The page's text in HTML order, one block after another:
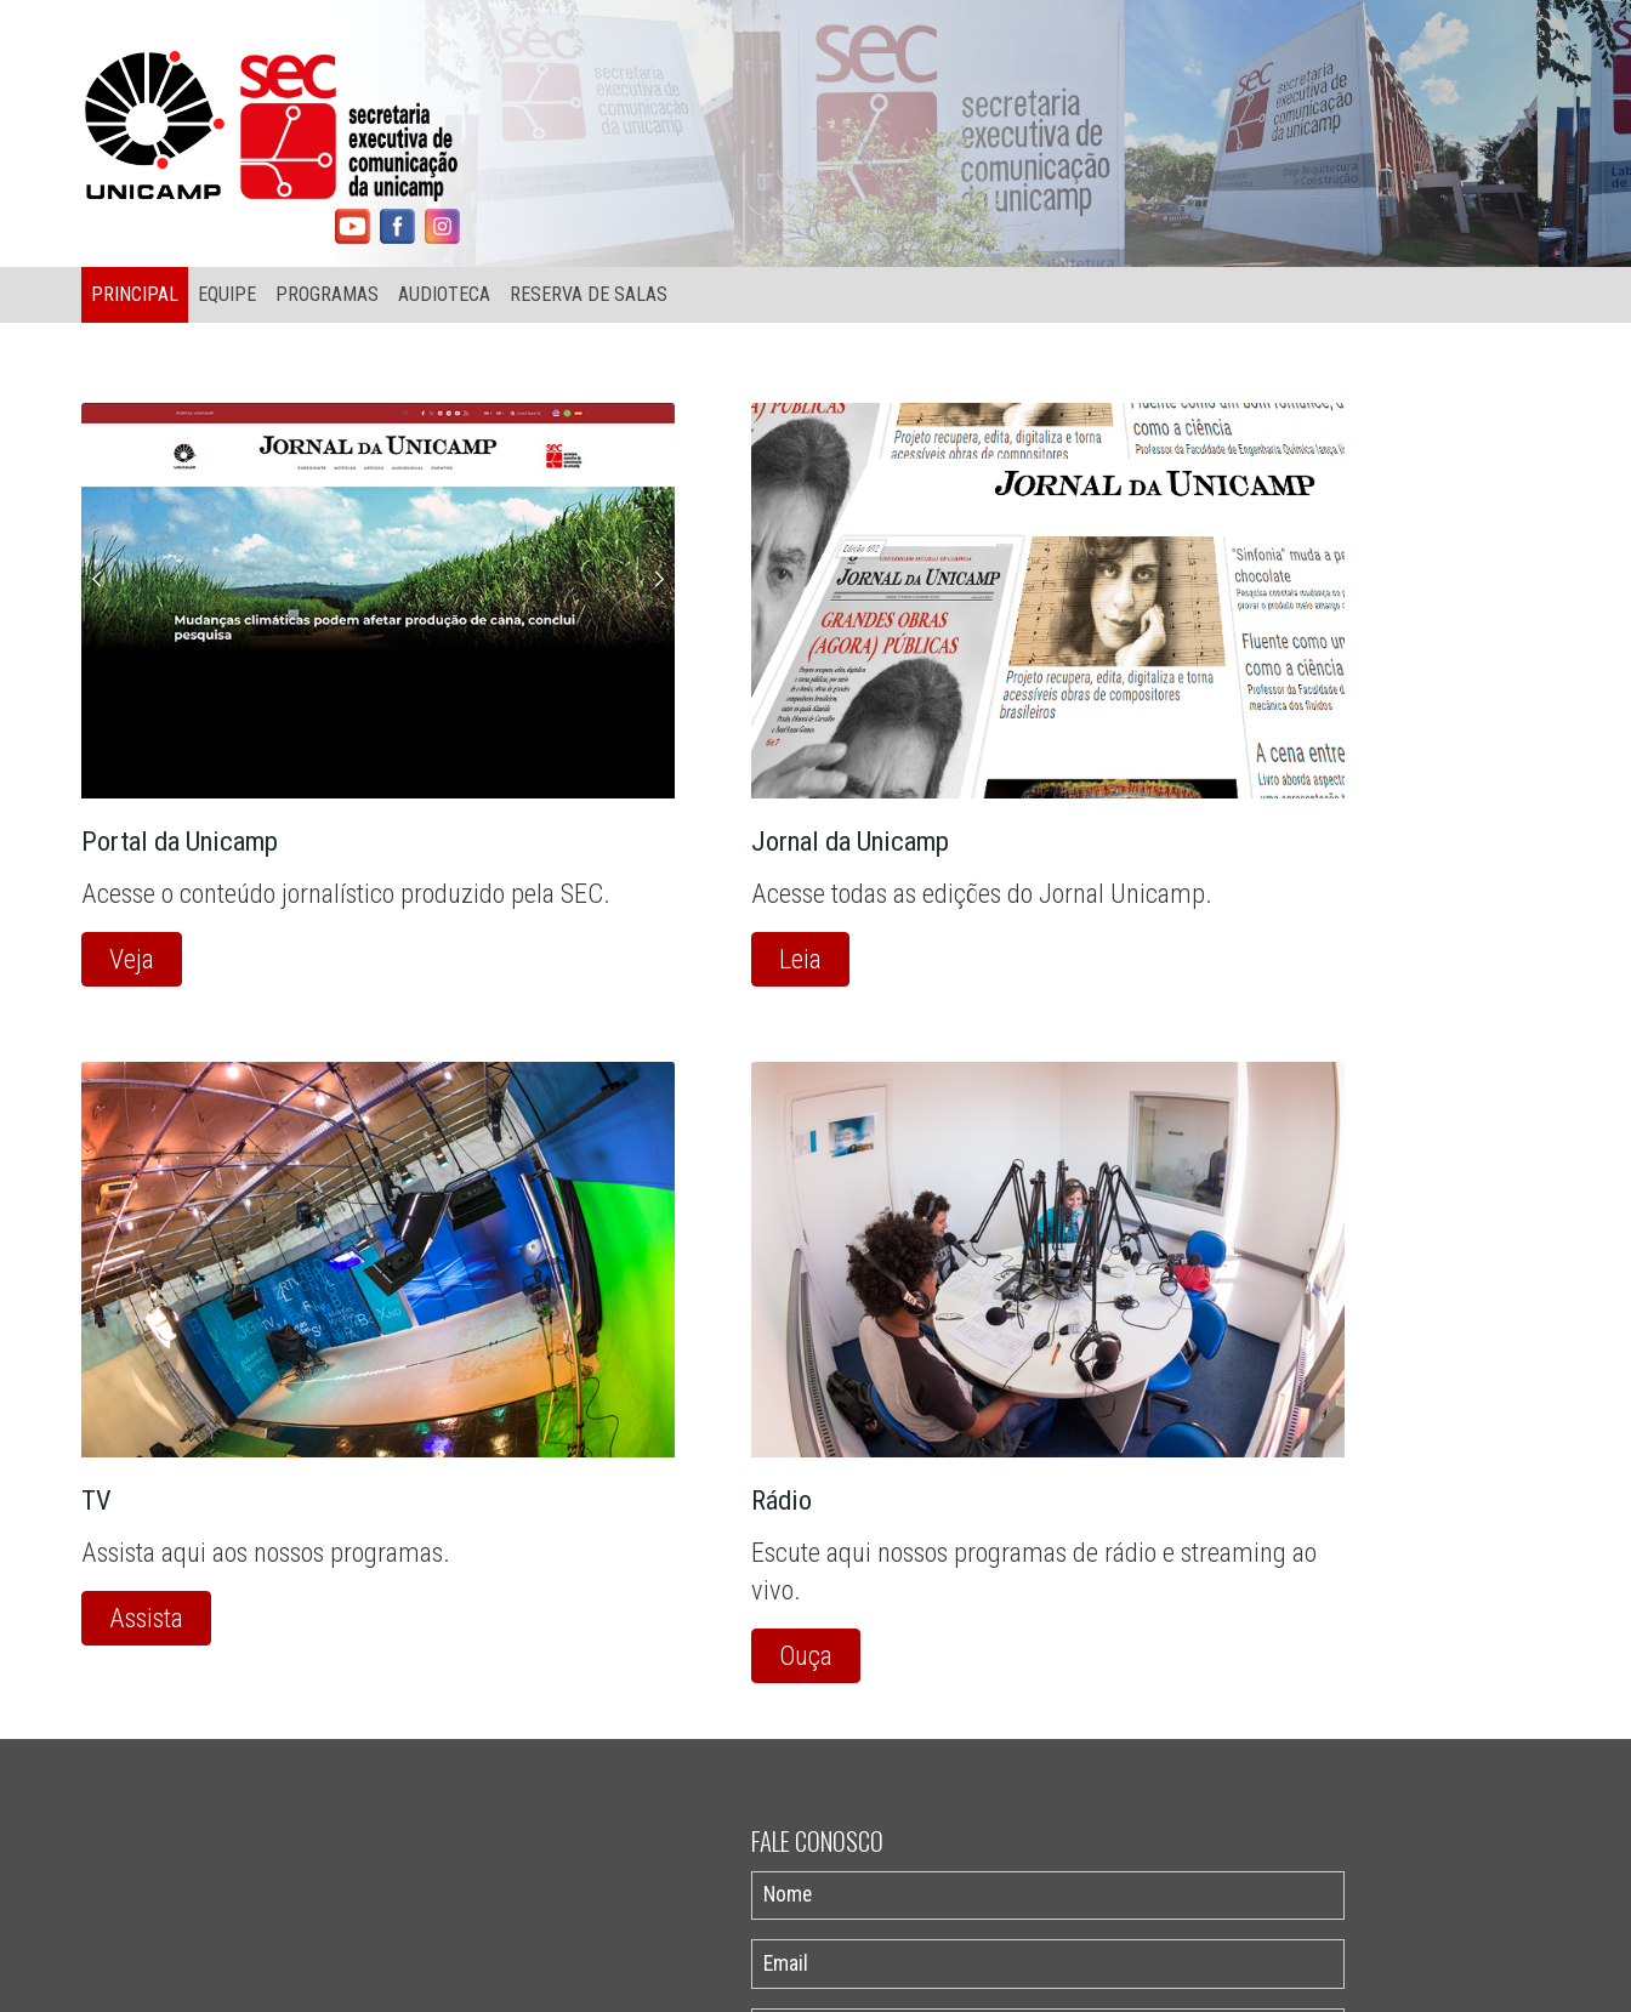
PRINCIPAL EQUIPE PROGRAMAS AUDIOTECA RESERVA DE SALAS
Portal da Unicamp
Acesse o conteúdo jornalístico produzido pela SEC.
Veja
Jornal da Unicamp
Acesse todas as edições do Jornal Unicamp.
Leia
TV
Assista aqui aos nossos programas.
Assista
Rádio
Escute aqui nossos programas de rádio e streaming ao
vivo.
Ouça
FALE CONOSCO